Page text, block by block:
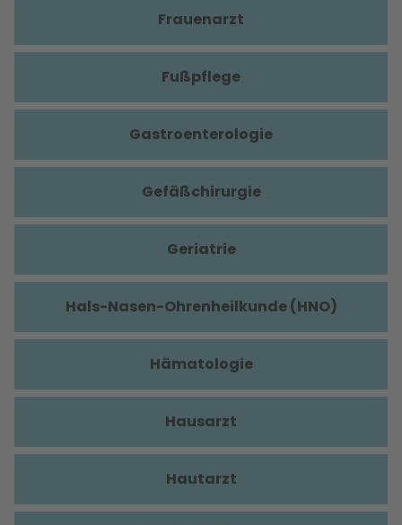
Frauenarzt
Fußpflege
Gastroenterologie
Gefäßchirurgie
Geriatrie
Hals-Nasen-Ohrenheilkunde (HNO)
Hämatologie
Hausarzt
Hautarzt